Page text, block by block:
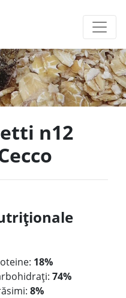
n12
18%
74%
8%